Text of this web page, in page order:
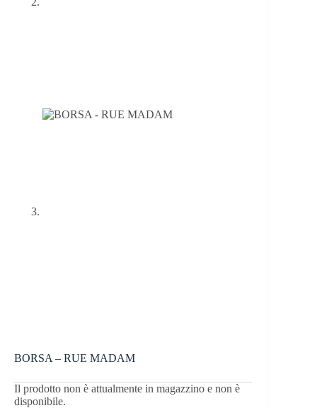
BORSA – RUE MADAM
Il prodotto non è attualmente in magazzino e non è
disponibile.